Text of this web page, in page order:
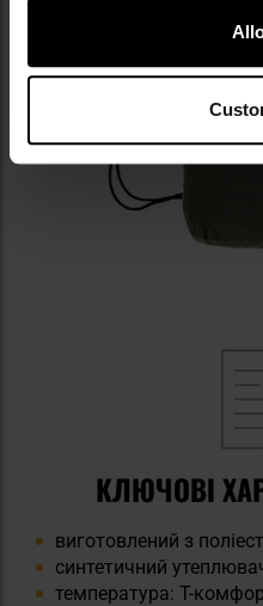
КЛЮЧОВІ
виготовлений з
синтетичний
температура: T-